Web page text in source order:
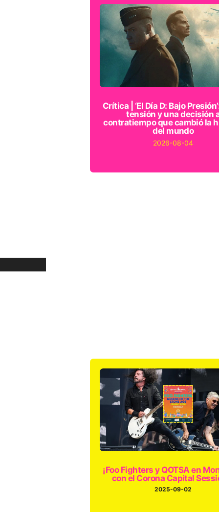
Crítica | ‘El Día D: Bajo
tensión y una decisión
contratiempo que cambió la
del mundo
2026-08-04
¡Foo Fighters y QOTSA en
con el Corona Capital
2025-09-02